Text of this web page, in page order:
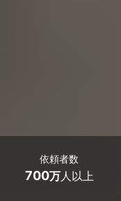
依頼者数
700万人以上